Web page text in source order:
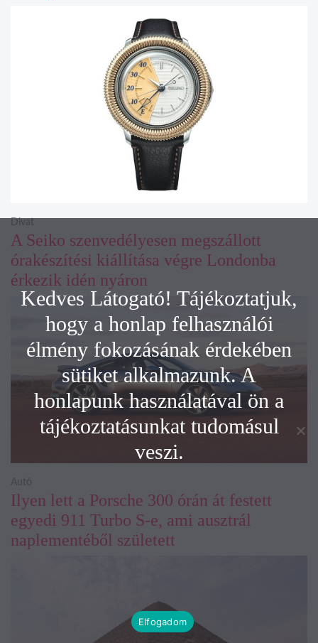
A Seiko szenvedélyesen megszállott
órakészítési kiállítása végre Londonba
érkezik idén nyáron
Divat
Ilyen lett a Porsche 300 órán át festett
egyedi 911 Turbo S-e, ami ausztrál
naplementéből született
Autó
Kedves Látogató! Tájékoztatjuk,
hogy a honlap felhasználói
élmény fokozásának érdekében
sütiket alkalmazunk. A
honlapunk használatával ön a
tájékoztatásunkat tudomásul
veszi.
Elfogadom